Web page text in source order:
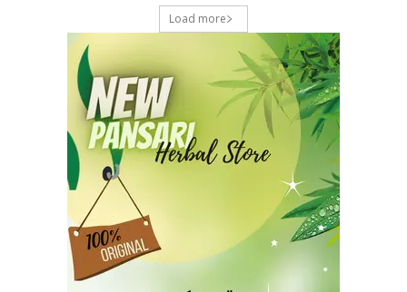
Load more